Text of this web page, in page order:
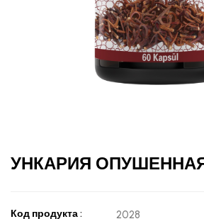
УНКАРИЯ
Код продукта : 2028